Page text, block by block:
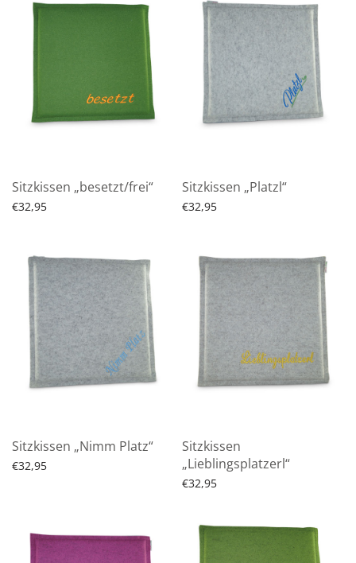
Sitzkissen „besetzt/frei“
€32,95
Sitzkissen „Platzl“
€32,95
Sitzkissen „Nimm Platz“
€32,95
Sitzkissen
„Lieblingsplatzerl“
€32,95